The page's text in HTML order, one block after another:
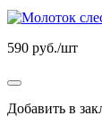
590 руб./шт
Добавить в